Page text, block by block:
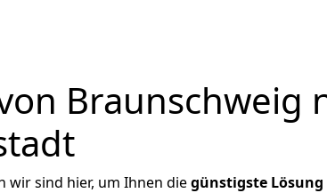
Braunschweig
wir sind hier, um Ihnen diegünstigste Lösung